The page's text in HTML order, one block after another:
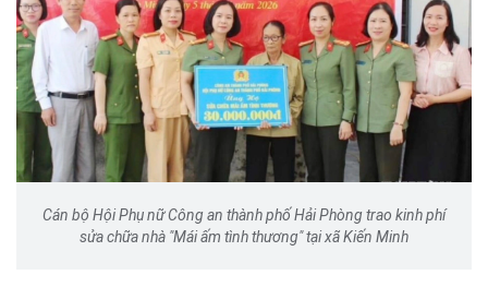
Cán bộ Hội Phụ nữ Công an thành phố Hải Phòng trao kinh phí
sửa chữa nhà "Mái ấm tình thương" tại xã Kiến Minh